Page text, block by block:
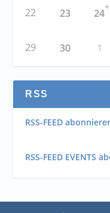
22 23 24
+
29 30 1
RSS
RSS-FEED
RSS-FEED EVENTS